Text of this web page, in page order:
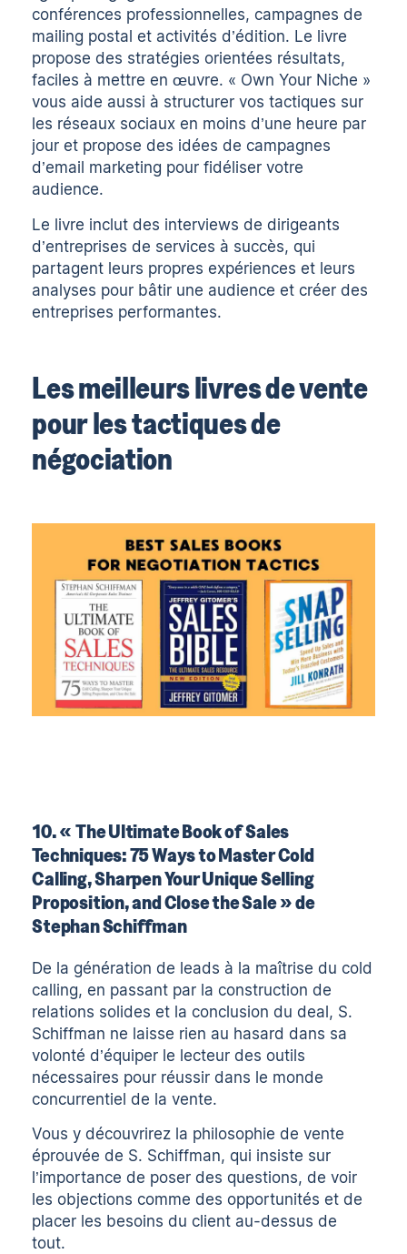
conférences professionnelles, campagnes de
mailing postal et activités d’édition. Le livre
propose des stratégies orientées résultats,
faciles à mettre en œuvre. « Own Your Niche »
vous aide aussi à structurer vos tactiques sur
les réseaux sociaux en moins d’une heure par
jour et propose des idées de campagnes
d’email marketing pour fidéliser votre
audience.
Le livre inclut des interviews de dirigeants
d’entreprises de services à succès, qui
partagent leurs propres expériences et leurs
analyses pour bâtir une audience et créer des
entreprises performantes.
Les meilleurs livres de vente
pour les tactiques de
négociation
10. « The Ultimate Book of Sales
Techniques: 75 Ways to Master Cold
Calling, Sharpen Your Unique Selling
Proposition, and Close the Sale » de
Stephan Schiffman
De la génération de leads à la maîtrise du cold
calling, en passant par la construction de
relations solides et la conclusion du deal, S.
Schiffman ne laisse rien au hasard dans sa
volonté d’équiper le lecteur des outils
nécessaires pour réussir dans le monde
concurrentiel de la vente.
Vous y découvrirez la philosophie de vente
éprouvée de S. Schiffman, qui insiste sur
l’importance de poser des questions, de voir
les objections comme des opportunités et de
placer les besoins du client au-dessus de
tout.